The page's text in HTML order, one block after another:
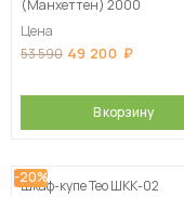
(Манхеттен) 2000
Цена
53 590 49 200
В корзину
-20%
Шкаф-купе Тео ШКК-02